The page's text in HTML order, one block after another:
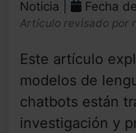
Noticia | Fecha
Artículo revisado por
Este artículo
modelos de
chatbots están
investigación y